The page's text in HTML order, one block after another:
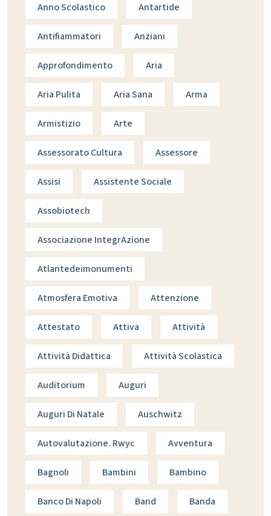
Anno Scolastico Antartide
Antifiammatori Anziani
Approfondimento Aria
Aria Pulita Aria Sana Arma
Armistizio Arte
Assessorato Cultura Assessore
Assisi Assistente Sociale
Assobiotech
Associazione IntegrAzione
Atlantedeimonumenti
Atmosfera Emotiva Attenzione
Attestato Attiva Attività
Attività Didattica Attività Scolastica
Auditorium Auguri
Auguri Di Natale Auschwitz
Autovalutazione. Rwyc Avventura
Bagnoli Bambini Bambino
Banco Di Napoli Band Banda